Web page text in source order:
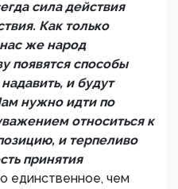
сила действия
Как только
же народ
появятся способы
и будут
нужно идти по
относиться к
и терпеливо
принятия
единственное, чем